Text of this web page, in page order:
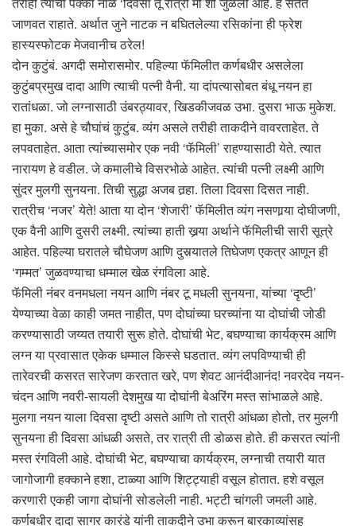
जाणवत राहाते. अर्थात जुने नाटक न बघितलेल्या रसिकांना ही फ्रेश
हास्यस्फोटक मेजवानीच ठरेल!
दोन कुटुंबं. अगदी समोरासमोर. पहिल्या फॅमिलीत कर्णबधीर असलेला
कुटुंबप्रमुख दादा आणि त्याची पत्नी वैनी. या दांपत्यासोबत बंधू नयन हा
रातांधळा. जो लग्नासाठी उंबरठ्यावर, खिडकीजवळ उभा. दुसरा भाऊ मुकेश.
हा मुका. असे हे चौघांचं कुटुंब. व्यंग असले तरीही ताकदीने वावरताहेत. ते
लपवताहेत. आता त्यांच्यासमोर एक नवी ‘फॅमिली’ राहण्यासाठी येते. त्यात
नारायण हे वडील. जे कमालीचे विसरभोळे आहेत. त्यांची पत्नी लक्ष्मी आणि
सुंदर मुलगी सुनयना. तिची सुद्धा अजब तर्‍हा. तिला दिवसा दिसत नाही.
रात्रीच ‘नजर’ येते! आता या दोन ‘शेजारी’ फॅमिलीत व्यंग नसणार्‍या दोघीजणी,
एक वैनी आणि दुसरी लक्ष्मी. त्यांच्या हाती खर्‍या अर्थाने फॅमिलीची सारी सूत्रे
आहेत. पहिल्या घरातले चौघेजण आणि दुसर्‍यातले तिघेजण एकत्र आणून ही
‘गम्मत’ जुळवण्याचा धम्माल खेळ रंगविला आहे.
फॅमिली नंबर वनमधला नयन आणि नंबर टू मधली सुनयना, यांच्या ‘दृष्टी’
येण्याच्या वेळा काही जमत नाहीत, पण दोघांच्या घरच्यांना या दोघांची जोडी
करण्यासाठी जय्यत तयारी सुरू होते. दोघांची भेट, बघण्याचा कार्यक्रम आणि
लग्न या प्रवासात एकेक धम्माल किस्से घडतात. व्यंग लपविण्याची ही
तारेवरची कसरत सारेजण करतात खरे, पण शेवट आनंदीआनंद! नवरदेव नयन-
चंदन आणि नवरी-सायली देशमुख या दोघांनी बेअरिंग मस्त सांभाळले आहे.
मुलगा नयन याला दिवसा दृष्टी असते आणि तो रात्री आंधळा होतो, तर मुलगी
सुनयना ही दिवसा आंधळी असते, तर रात्री ती डोळस होते. ही कसरत त्यांनी
मस्त रंगविली आहे. दोघांची भेट, बघण्याचा कार्यक्रम, लग्नाची तयारी यात
जागोजागी हक्काने हशा, टाळ्या आणि शिट्ट्याही वसूल होतात. हशे वसूल
करणारी एकही जागा दोघांनी सोडलेली नाही. भट्टी चांगली जमली आहे.
कर्णबधीर दादा सागर कारंडे यांनी ताकदीने उभा करून बारकाव्यांसह